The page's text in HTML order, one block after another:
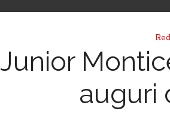
Junior
auguri